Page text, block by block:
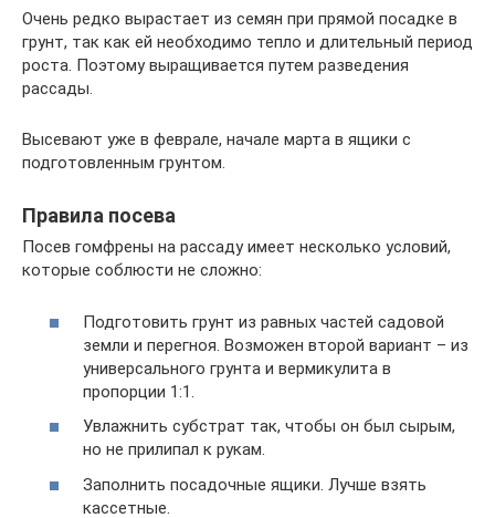
Очень редко вырастает из семян при прямой посадке в
грунт, так как ей необходимо тепло и длительный период
роста. Поэтому выращивается путем разведения
рассады.
Высевают уже в феврале, начале марта в ящики с
подготовленным грунтом.
Правила посева
Посев гомфрены на рассаду имеет несколько условий,
которые соблюсти не сложно:
Подготовить грунт из равных частей садовой
земли и перегноя. Возможен второй вариант – из
универсального грунта и вермикулита в
пропорции 1:1.
Увлажнить субстрат так, чтобы он был сырым,
но не прилипал к рукам.
Заполнить посадочные ящики. Лучше взять
кассетные.